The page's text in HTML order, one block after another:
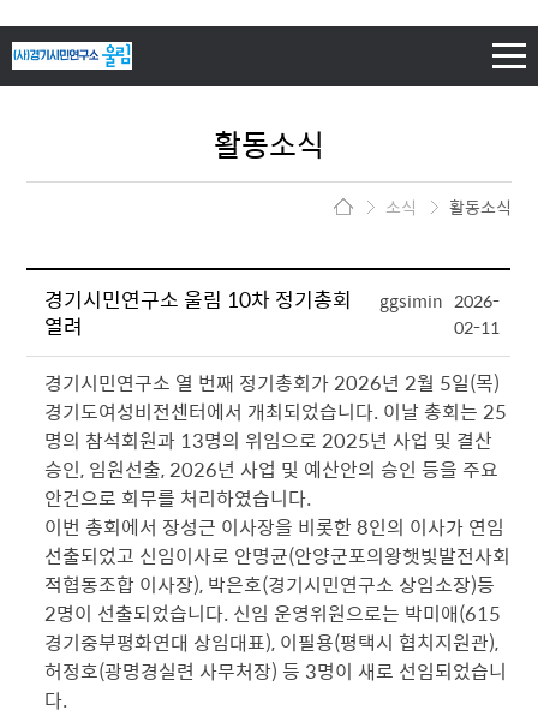
본문 바로가기
주메뉴 바로가기
하단 바로가기
활동소식
소식 활동소식
경기시민연구소 울림 10차 정기총회
열려
ggsimin 2026-
02-11
경기시민연구소 열 번째 정기총회가 2026년 2월 5일(목)
경기도여성비전센터에서 개최되었습니다. 이날 총회는 25
명의 참석회원과 13명의 위임으로 2025년 사업 및 결산
승인, 임원선출, 2026년 사업 및 예산안의 승인 등을 주요
안건으로 회무를 처리하였습니다.
이번 총회에서 장성근 이사장을 비롯한 8인의 이사가 연임
선출되었고 신임이사로 안명균(안양군포의왕햇빛발전사회
적협동조합 이사장), 박은호(경기시민연구소 상임소장)등
2명이 선출되었습니다. 신임 운영위원으로는 박미애(615
경기중부평화연대 상임대표), 이필용(평택시 협치지원관),
허정호(광명경실련 사무처장) 등 3명이 새로 선임되었습니
다.